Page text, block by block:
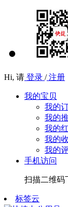
Hi, 请 登录 /注册
我的宝贝
我的
我的
我的
我的
我的
手机访问
扫描二维码
标签云